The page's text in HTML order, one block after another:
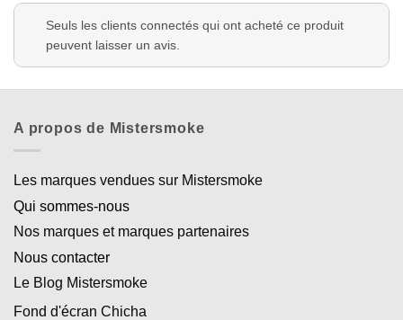
Seuls les clients connectés qui ont acheté ce produit
peuvent laisser un avis.
A propos de Mistersmoke
Les marques vendues sur Mistersmoke
Qui sommes-nous
Nos marques et marques partenaires
Nous contacter
Le Blog Mistersmoke
Fond d'écran Chicha